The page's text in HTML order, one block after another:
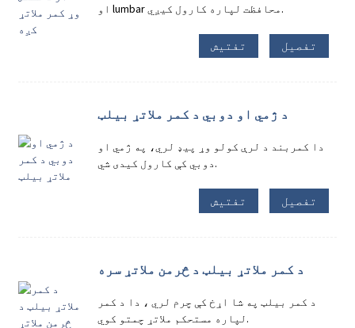
او lumbar محافظت لپاره کارول کیږي.
تفتیش تفصیل
د ژمي او دوبي د کمر ملاتړ بیلټ
دا کمربند د لرې کولو وړ پیډ لري، په ژمي او
دوبي کې کارول کیدی شي.
تفتیش تفصیل
د کمر ملاتړ بیلټ د څرمن ملاتړ سره
د کمر بیلټ په شا اړخ کې چرم لري ، دا د کمر
لپاره مستحکم ملاتړ چمتو کوي.